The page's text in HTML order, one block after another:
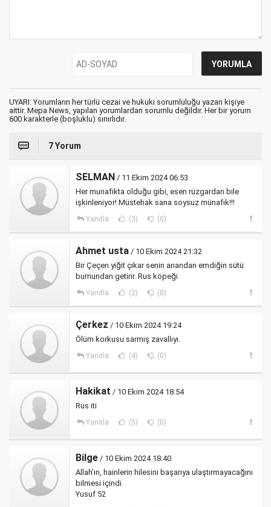
UYARI: Yorumların her türlü cezai ve hukuki sorumluluğu yazan kişiye
aittir. Mepa News, yapılan yorumlardan sorumlu değildir. Her bir yorum
600 karakterle (boşluklu) sınırlıdır.
7 Yorum
SELMAN / 11 Ekim 2024 06:53
Her munafikta olduğu gibi, esen rüzgardan bile
işkinleniyor! Müstehak sana soysuz münafık!!!
Yanıtla (3) (0)
Ahmet usta / 10 Ekim 2024 21:32
Bir Çeçen yiğit çıkar senin anandan emdiğin sütü
burnundan getirir. Rus köpeği
Yanıtla (2) (0)
Çerkez / 10 Ekim 2024 19:24
Ölüm korkusu sarmış zavallıyı.
Yanıtla (4) (0)
Hakikat / 10 Ekim 2024 18:54
Rus iti
Yanıtla (5) (0)
Bilge / 10 Ekim 2024 18:40
Allah’ın, hainlerin hilesini başarıya ulaştırmayacağını
bilmesi içindi.
Yusuf 52